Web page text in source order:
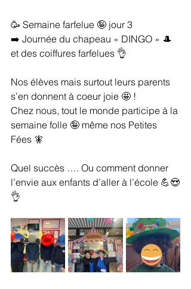
🥳 Semaine farfelue 🤪 jour 3
➡️ Journée du chapeau « DINGO » 🎩
et des coiffures farfelues 👌
Nos élèves mais surtout leurs parents
s’en donnent à coeur joie 🤩 !
Chez nous, tout le monde participe à la
semaine folle 🤪 même nos Petites
Fées 🧚
Quel succès …. Ou comment donner
l’envie aux enfants d’aller à l’école 💪😍
👌